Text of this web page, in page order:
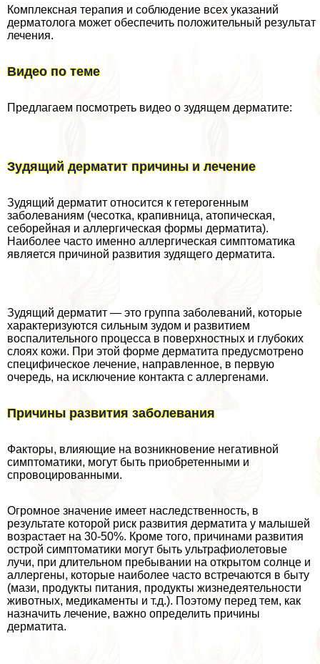
Комплексная терапия и соблюдение всех указаний
дерматолога может обеспечить положительный результат
лечения.
Видео по теме
Предлагаем посмотреть видео о зудящем дерматите:
Зудящий дерматит причины и лечение
Зудящий дерматит относится к гетерогенным
заболеваниям (чесотка, крапивница, атопическая,
себорейная и аллергическая формы дерматита).
Наиболее часто именно аллергическая симптоматика
является причиной развития зудящего дерматита.
Зудящий дерматит — это группа заболеваний, которые
хаpaктеризуются сильным зудом и развитием
воспалительного процесса в поверхностных и глубоких
слоях кожи. При этой форме дерматита предусмотрено
специфическое лечение, направленное, в первую
очередь, на исключение контакта с аллергенами.
Причины развития заболевания
Факторы, влияющие на возникновение негативной
симптоматики, могут быть приобретенными и
спровоцированными.
Огромное значение имеет наследственность, в
результате которой риск развития дерматита у малышей
возрастает на 30-50%. Кроме того, причинами развития
острой симптоматики могут быть ультрафиолетовые
лучи, при длительном пребывании на открытом солнце и
аллергены, которые наиболее часто встречаются в быту
(мази, продукты питания, продукты жизнедеятельности
животных, медикаменты и т.д.). Поэтому перед тем, как
назначить лечение, важно определить причины
дерматита.